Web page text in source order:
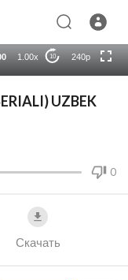
1.00x 10 240p
HD
UZBEK
0
Скачать